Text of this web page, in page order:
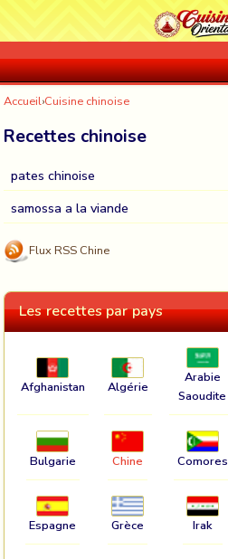
Accueil›Cuisine chinoise
Recettes chinoise
pates chinoise
samossa a la viande
Flux RSS Chine
Les recettes par pays
Afghanistan Algérie
Arabie
Saoudite
Bulgarie Chine Comores
Espagne Grèce Irak